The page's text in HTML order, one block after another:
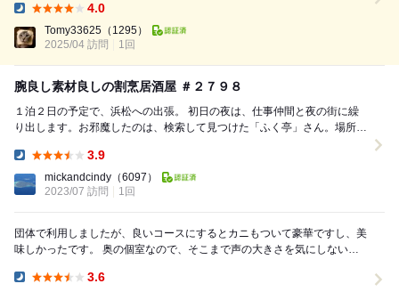
時前、予約なしでお店に行きましたが、待ち時間なく、座敷のテーブル席
に案内頂き...
4.0
Tomy33625 （1295）
2025/04 訪問
1回
腕良し素材良しの割烹居酒屋 ＃２７９８
１泊２日の予定で、浜松への出張。 初日の夜は、仕事仲間と夜の街に繰
り出します。お邪魔したのは、検索して見つけた「ふく亭」さん。場所
3.9
mickandcindy （6097）
2023/07 訪問
1回
団体で利用しましたが、良いコースにするとカニもついて豪華ですし、美
味しかったです。 奥の個室なので、そこまで声の大きさを気にしないで
3.6